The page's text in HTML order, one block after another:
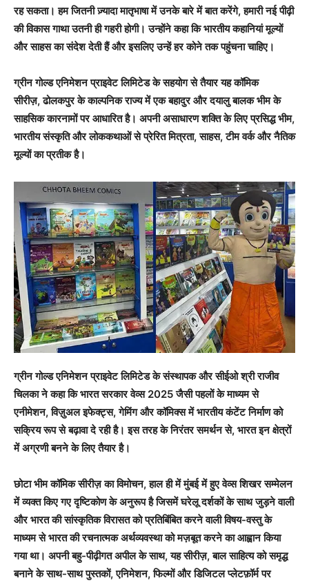
रह सकता। हम जितनी ज़्यादा मातृभाषा में उनके बारे में बात करेंगे, हमारी नई पीढ़ी
की विकास गाथा उतनी ही गहरी होगी। उन्होंने कहा कि भारतीय कहानियां मूल्यों
और साहस का संदेश देती हैं और इसलिए उन्हें हर कोने तक पहुंचना चाहिए।
ग्रीन गोल्ड एनिमेशन प्राइवेट लिमिटेड के सहयोग से तैयार यह कॉमिक
सीरीज़, ढोलकपुर के काल्पनिक राज्य में एक बहादुर और दयालु बालक भीम के
साहसिक कारनामों पर आधारित है। अपनी असाधारण शक्ति के लिए प्रसिद्ध भीम,
भारतीय संस्कृति और लोककथाओं से प्रेरित मित्रता, साहस, टीम वर्क और नैतिक
मूल्यों का प्रतीक है।
ग्रीन गोल्ड एनिमेशन प्राइवेट लिमिटेड के संस्थापक और सीईओ श्री राजीव
चिलका ने कहा कि भारत सरकार वेव्स 2025 जैसी पहलों के माध्यम से
एनीमेशन, विज़ुअल इफेक्ट्स, गेमिंग और कॉमिक्स में भारतीय कंटेंट निर्माण को
सक्रिय रूप से बढ़ावा दे रही है। इस तरह के निरंतर समर्थन से, भारत इन क्षेत्रों
में अग्रणी बनने के लिए तैयार है।
छोटा भीम कॉमिक सीरीज़ का विमोचन, हाल ही में मुंबई में हुए वेव्स शिखर सम्मेलन
में व्यक्त किए गए दृष्टिकोण के अनुरूप है जिसमें घरेलू दर्शकों के साथ जुड़ने वाली
और भारत की सांस्कृतिक विरासत को प्रतिबिंबित करने वाली विषय-वस्तु के
माध्यम से भारत की रचनात्मक अर्थव्यवस्था को मज़बूत करने का आह्वान किया
गया था। अपनी बहु-पीढ़ीगत अपील के साथ, यह सीरीज़, बाल साहित्य को समृद्ध
बनाने के साथ-साथ पुस्तकों, एनिमेशन, फिल्मों और डिजिटल प्लेटफ़ॉर्म पर